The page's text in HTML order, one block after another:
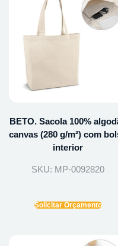
BETO. Sacola 100%
canvas (280 g/m²) com
interior
SKU: MP-0092820
Solicitar Orçamento